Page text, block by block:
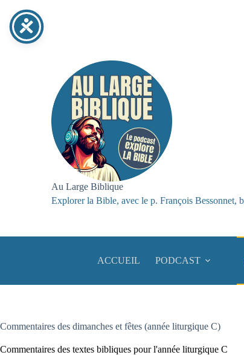
Au Large Biblique
Explorer la Bible, avec le p. François Bessonnet,
ACCUEIL PODCAST
Commentaires des dimanches et fêtes (année liturgique C)
Commentaires des textes bibliques pour l'année liturgique C